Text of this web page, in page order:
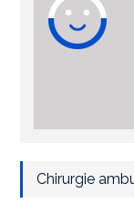
Chirurgie